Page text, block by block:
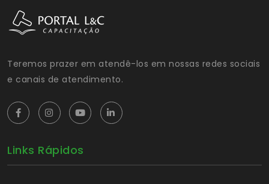
Teremos prazer em atendê-los em nossas redes sociais
e canais de atendimento.
Links Rápidos